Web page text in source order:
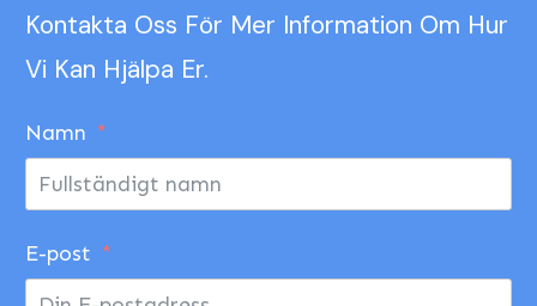
Kontakta Oss För Mer Information Om Hur
Vi Kan Hjälpa Er.
Namn
E-post